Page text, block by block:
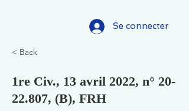
Se connecter
< Back
1re Civ., 13 avril 2022, n° 20-
22.807, (B), FRH